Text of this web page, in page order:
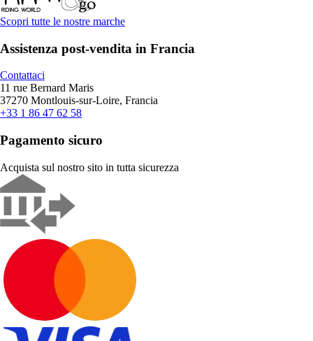
Scopri tutte le nostre marche
Assistenza post-vendita in Francia
Contattaci
11 rue Bernard Maris
37270 Montlouis-sur-Loire, Francia
+33 1 86 47 62 58
Pagamento sicuro
Acquista sul nostro sito in tutta sicurezza